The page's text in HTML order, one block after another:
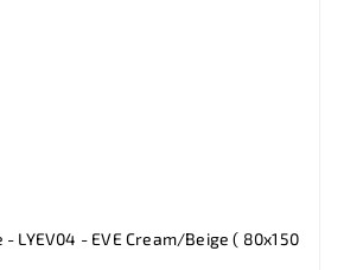
- LYEV04 - EVE Cream/Beige ( 80x150